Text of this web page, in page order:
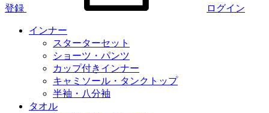
登録 ログイン
インナー
スターターセット
ショーツ・パンツ
カップ付きインナー
キャミソール・タンクトップ
半袖・八分袖
タオル